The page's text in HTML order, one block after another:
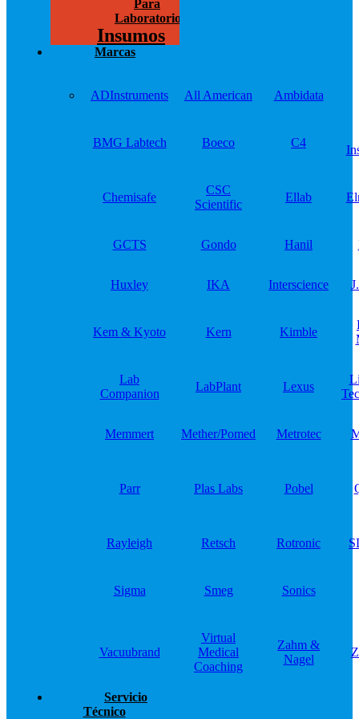
Para
Laboratorios
Insumos
Marcas
ADInstruments All American Ambidata
BMG Labtech Boeco C4
Chemisafe
CSC
Scientific
Ellab
GCTS Gondo Hanil
Huxley IKA Interscience
Kem & Kyoto Kern Kimble
Lab
Companion
LabPlant Lexus
Memmert Mether/Pomed Metrotec
Parr Plas Labs Pobel
Rayleigh Retsch Rotronic
Sigma Smeg Sonics
Vacuubrand
Virtual
Medical
Coaching
Zahm &
Nagel
Servicio
Técnico